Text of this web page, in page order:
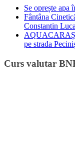
Se oprește apa
Fântâna
Constantin
AQUACARAȘ
pe strada
Curs valutar